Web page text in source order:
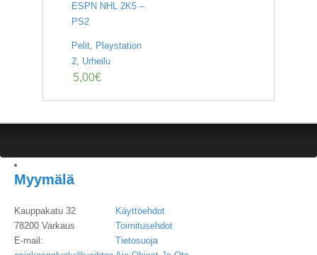
ESPN NHL 2K5 –
PS2
Pelit, Playstation
2, Urheilu
5,00€
Myymälä
Kauppakatu 32
78200 Varkaus
E-mail:
Käyttöehdot
Toimitusehdot
Tietosuoja